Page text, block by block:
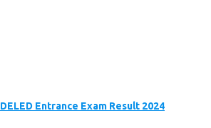
Entrance Exam Result 2024